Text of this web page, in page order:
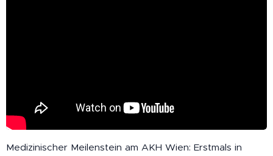
Medizinischer Meilenstein am AKH Wien: Erstmals in